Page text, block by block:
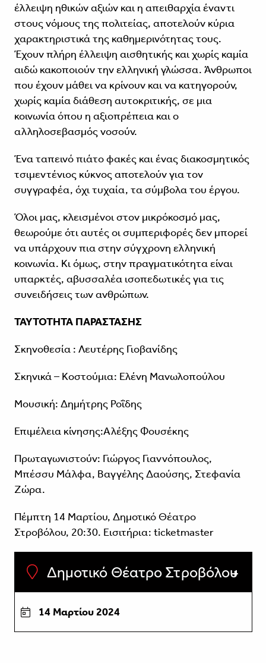
έλλειψη ηθικών αξιών και η απειθαρχία έναντι
στους νόμους της πολιτείας, αποτελούν κύρια
χαρακτηριστικά της καθημερινότητας τους.
Έχουν πλήρη έλλειψη αισθητικής και χωρίς καμία
αιδώ κακοποιούν την ελληνική γλώσσα. Άνθρωποι
που έχουν μάθει να κρίνουν και να κατηγορούν,
χωρίς καμία διάθεση αυτοκριτικής, σε μια
κοινωνία όπου η αξιοπρέπεια και ο
αλληλοσεβασμός νοσούν.
Ένα ταπεινό πιάτο φακές και ένας διακοσμητικός
τσιμεντένιος κύκνος αποτελούν για τον
συγγραφέα, όχι τυχαία, τα σύμβολα του έργου.
Όλοι μας, κλεισμένοι στον μικρόκοσμό μας,
θεωρούμε ότι αυτές οι συμπεριφορές δεν μπορεί
να υπάρχουν πια στην σύγχρονη ελληνική
κοινωνία. Κι όμως, στην πραγματικότητα είναι
υπαρκτές, αβυσσαλέα ισοπεδωτικές για τις
συνειδήσεις των ανθρώπων.
ΤΑΥΤΟΤΗΤΑ ΠΑΡΑΣΤΑΣΗΣ
Σκηνοθεσία : Λευτέρης Γιοβανίδης
Σκηνικά – Κοστούμια: Ελένη Μανωλοπούλου
Μουσική: Δημήτρης Ροΐδης
Επιμέλεια κίνησης:Αλέξης Φουσέκης
Πρωταγωνιστούν: Γιώργος Γιαννόπουλος,
Μπέσσυ Μάλφα, Βαγγέλης Δαούσης, Στεφανία
Ζώρα.
Πέμπτη 14 Μαρτίου, Δημοτικό Θέατρο
Στροβόλου, 20:30. Εισιτήρια: ticketmaster
Δημοτικό Θέατρο Στροβόλου
14 Μαρτίου 2024